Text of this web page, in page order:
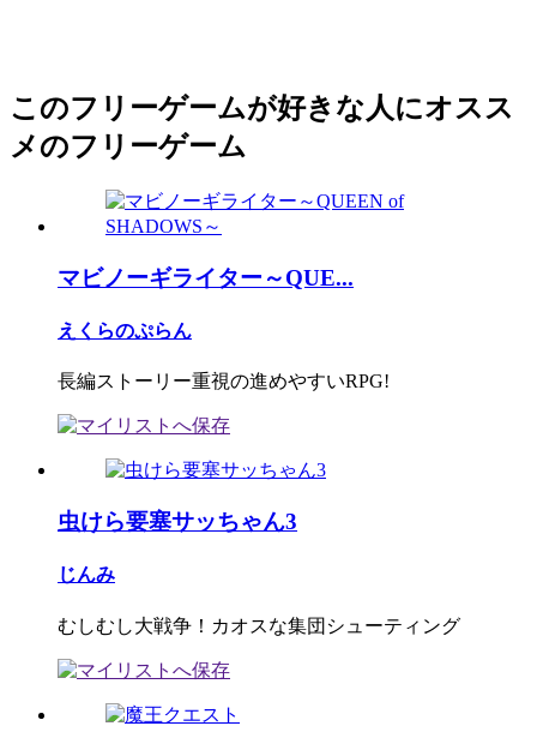
このフリーゲームが好きな人にオスス
メのフリーゲーム
マビノーギライター～QUE...
えくらのぷらん
長編ストーリー重視の進めやすいRPG!
虫けら要塞サッちゃん3
じんみ
むしむし大戦争！カオスな集団シューティング